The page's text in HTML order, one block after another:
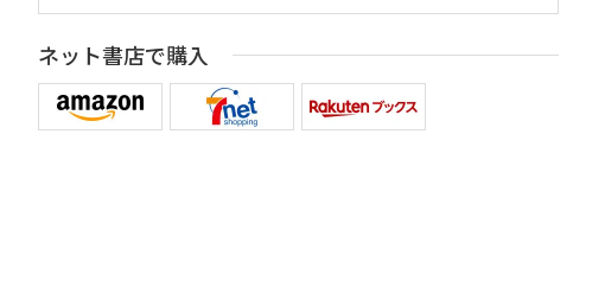
ネット書店で購入